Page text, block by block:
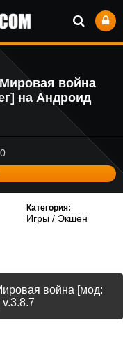
война
на Андроид
Категория:
Игры/ Экшен
война [мод:
v.3.8.7